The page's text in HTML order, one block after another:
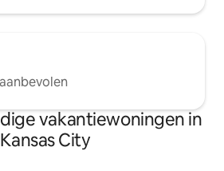
geven op het tv-
vakantiewoningen in
Kansas City